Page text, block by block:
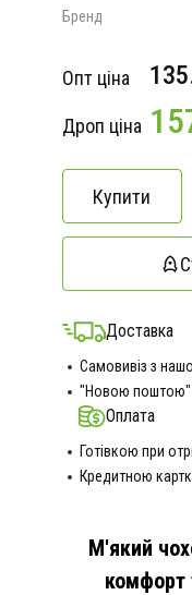
Бренд
Опт ціна
Дроп ціна
Купити
Доставка
Самовивіз з
"Новою поштою"
Оплата
Готівкою при
Кредитною
М'який
комфорт